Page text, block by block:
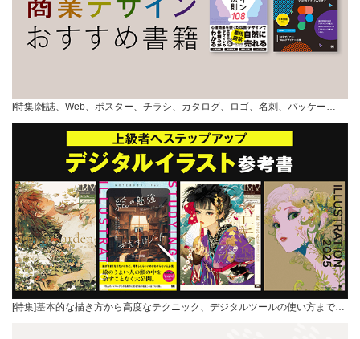
[特集]雑誌、Web、ポスター、チラシ、カタログ、ロゴ、名刺、パッケー…
[特集]基本的な描き方から高度なテクニック、デジタルツールの使い方まで…